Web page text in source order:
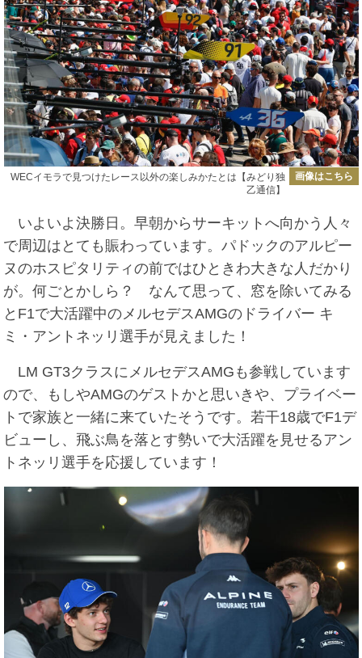
WECイモラで見つけたレース以外の楽しみかたとは【みどり独
乙通信】
画像はこちら
いよいよ決勝日。早朝からサーキットへ向かう人々
で周辺はとても賑わっています。パドックのアルピー
ヌのホスピタリティの前ではひときわ大きな人だかり
が。何ごとかしら？ なんて思って、窓を除いてみる
とF1で大活躍中のメルセデスAMGのドライバー キ
ミ・アントネッリ選手が見えました！
LM GT3クラスにメルセデスAMGも参戦しています
ので、もしやAMGのゲストかと思いきや、プライベー
トで家族と一緒に来ていたそうです。若干18歳でF1デ
ビューし、飛ぶ鳥を落とす勢いで大活躍を見せるアン
トネッリ選手を応援しています！